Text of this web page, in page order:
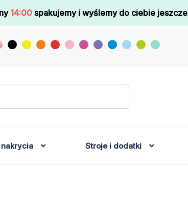
14:00 spakujemy i wyślemy do ciebie jeszcze
Stroje i dodatki